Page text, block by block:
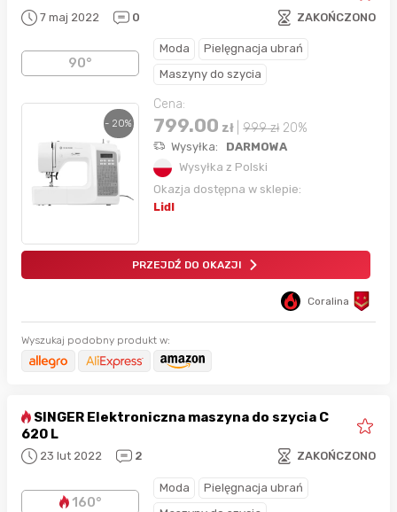
7 maj 2022 0 ZAKOŃCZONO
90°
Moda
Pielęgnacja ubrań
Maszyny do szycia
- 20%
Cena:
799.00 zł 999zł 20%
Wysyłka:
DARMOWA
Wysyłka z Polski
Okazja dostępna w sklepie:
Lidl
PRZEJDŹ DO OKAZJI
Coralina
Wyszukaj podobny produkt w:
SINGER Elektroniczna maszyna do szycia C
620 L
23 lut 2022 2 ZAKOŃCZONO
160°
Moda
Pielęgnacja ubrań